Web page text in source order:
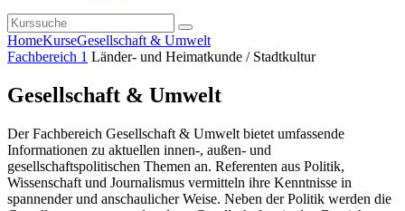
HomeKurseGesellschaft & Umwelt
Fachbereich 1 Länder- und Heimatkunde / Stadtkultur
Gesellschaft & Umwelt
Der Fachbereich Gesellschaft & Umwelt bietet umfassende
Informationen zu aktuellen innen-, außen- und
gesellschaftspolitischen Themen an. Referenten aus Politik,
Wissenschaft und Journalismus vermitteln ihre Kenntnisse in
spannender und anschaulicher Weise. Neben der Politik werden die